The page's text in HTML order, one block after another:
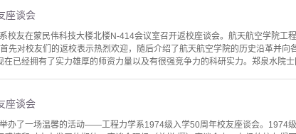
座谈会
校友在蒙民伟科技大楼北楼N-414会议室召开返校座谈会。航天航空学院工
先对校友们的返校表示热烈欢迎，随后介绍了航天航空学院的历史沿革并向
已经拥有了实力雄厚的师资力量以及有很强竞争力的科研实力。郑泉水院
座谈会
办了一场温馨的活动——工程力学系1974级入学50周年校友座谈会。1974